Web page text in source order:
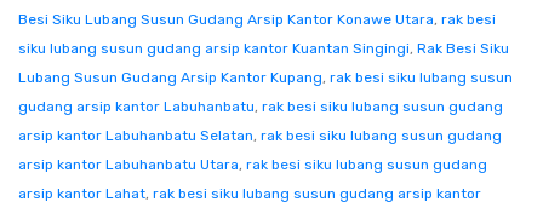
Besi Siku Lubang Susun Gudang Arsip Kantor Konawe Utara, rak besi
siku lubang susun gudang arsip kantor Kuantan Singingi, Rak Besi Siku
Lubang Susun Gudang Arsip Kantor Kupang, rak besi siku lubang susun
gudang arsip kantor Labuhanbatu, rak besi siku lubang susun gudang
arsip kantor Labuhanbatu Selatan, rak besi siku lubang susun gudang
arsip kantor Labuhanbatu Utara, rak besi siku lubang susun gudang
arsip kantor Lahat, rak besi siku lubang susun gudang arsip kantor